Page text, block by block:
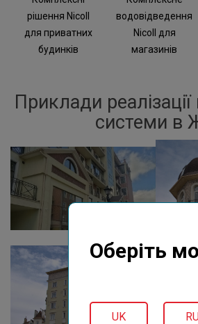
Оберіть
UK
рішення Nicoll
для приватних
будинків
водовідведення
Nicoll для
магазинів
Приклади реалізації
системи в